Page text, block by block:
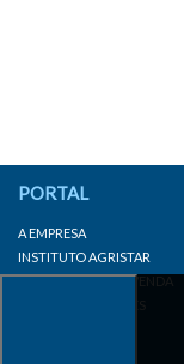
PORTAL
A EMPRESA
INSTITUTO AGRISTAR
DISTRIBUIDOR/REVENDA
LINKS IMPORTANTES